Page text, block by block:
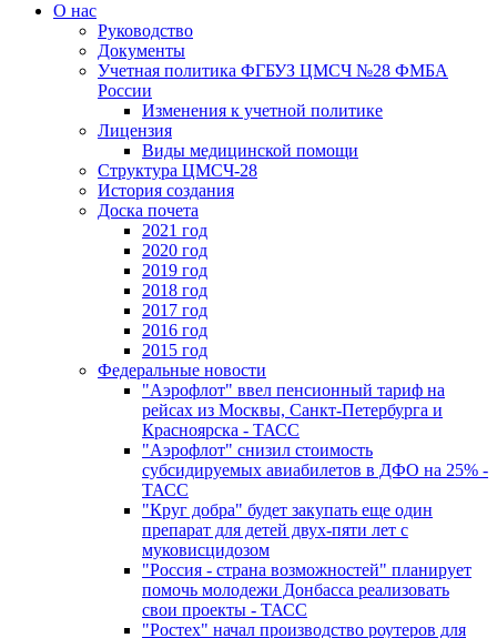
О нас
Руководство
Документы
Учетная политика ФГБУЗ ЦМСЧ №28 ФМБА
России
Изменения к учетной политике
Лицензия
Виды медицинской помощи
Структура ЦМСЧ-28
История создания
Доска почета
2021 год
2020 год
2019 год
2018 год
2017 год
2016 год
2015 год
Федеральные новости
"Аэрофлот" ввел пенсионный тариф на
рейсах из Москвы, Санкт-Петербурга и
Красноярска - ТАСС
"Аэрофлот" снизил стоимость
субсидируемых авиабилетов в ДФО на 25% -
ТАСС
"Круг добра" будет закупать еще один
препарат для детей двух-пяти лет с
муковисцидозом
"Россия - страна возможностей" планирует
помочь молодежи Донбасса реализовать
свои проекты - ТАСС
"Ростех" начал производство роутеров для